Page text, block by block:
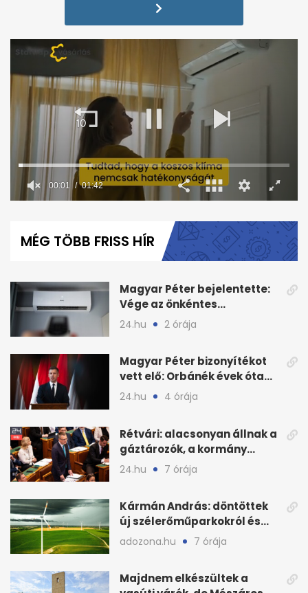
minute,
00:02 01:42
MÉG TÖBB FRISS HÍR
Magyar Péter bejelentette:
Vége az önkéntes
fogyasztáscsökkentésnek
24.hu 2 órája
Magyar Péter bizonyítékot
vett elő: Orbánék évek óta
tudtak az energiarendszer
összeomlásáról
24.hu 4 órája
Rétvári: alacsonyan állnak a
gáztározók, a kormány
válságról válságra jut
24.hu 7 órája
Kármán András: döntöttek
új szélerőműparkokról és
hálózatfejlesztésről
adozona.hu 7 órája
Majdnem elkészültek a